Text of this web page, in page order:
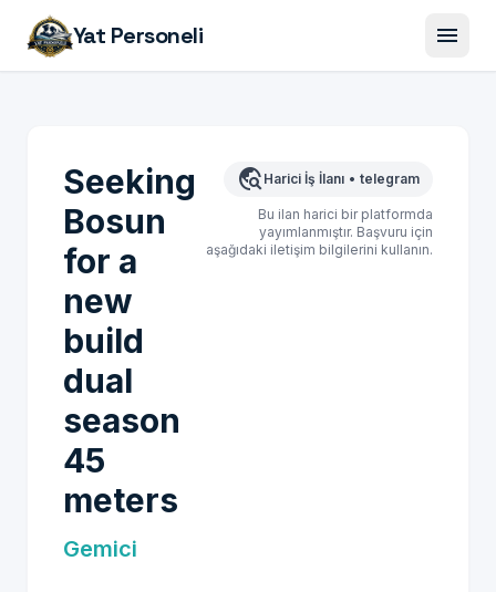
Yat Personeli menu
Seeking
Bosun
for a
new
build
dual
season
45
meters
Gemici
travel_explore Harici İş İlanı • telegram
Bu ilan harici bir platformda
yayımlanmıştır. Başvuru için
aşağıdaki iletişim bilgilerini kullanın.